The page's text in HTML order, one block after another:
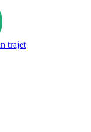
trajet